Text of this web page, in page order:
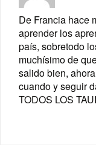
De Francia hace
aprender los
país, sobretodo
muchísimo de
salido bien,
cuando y seguir
TODOS LOS